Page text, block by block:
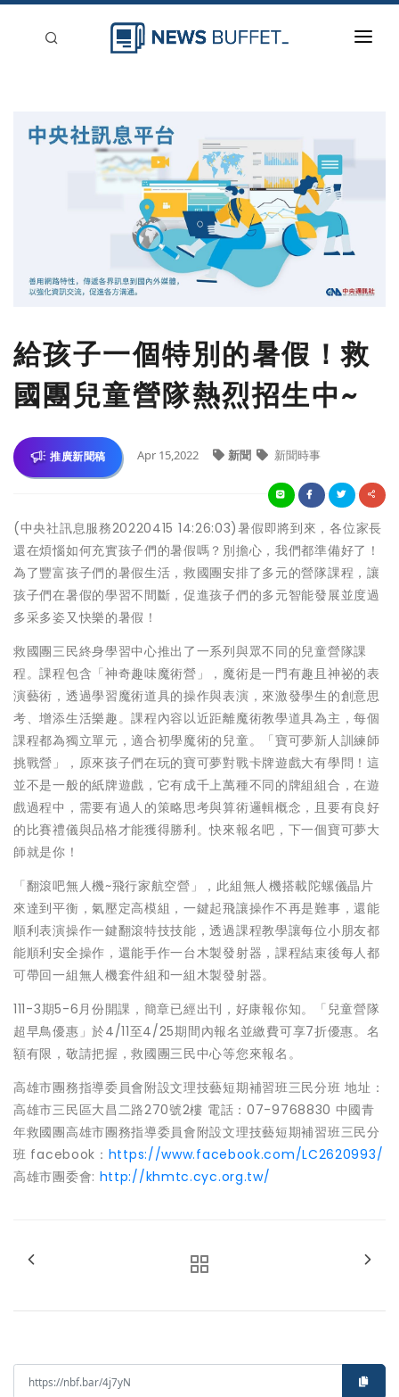
給孩子一個特別的暑假！救
國團兒童營隊熱烈招生中~
推廣新聞稿 Apr 15,2022 新聞 新聞時事
(中央社訊息服務20220415 14:26:03)暑假即將到來，各位家長
還在煩惱如何充實孩子們的暑假嗎？別擔心，我們都準備好了！
為了豐富孩子們的暑假生活，救國團安排了多元的營隊課程，讓
孩子們在暑假的學習不間斷，促進孩子們的多元智能發展並度過
多采多姿又快樂的暑假！
救國團三民終身學習中心推出了一系列與眾不同的兒童營隊課
程。課程包含「神奇趣味魔術營」，魔術是一門有趣且神祕的表
演藝術，透過學習魔術道具的操作與表演，來激發學生的創意思
考、增添生活樂趣。課程內容以近距離魔術教學道具為主，每個
課程都為獨立單元，適合初學魔術的兒童。「寶可夢新人訓練師
挑戰營」，原來孩子們在玩的寶可夢對戰卡牌遊戲大有學問！這
並不是一般的紙牌遊戲，它有成千上萬種不同的牌組組合，在遊
戲過程中，需要有過人的策略思考與算術邏輯概念，且要有良好
的比賽禮儀與品格才能獲得勝利。快來報名吧，下一個寶可夢大
師就是你！
「翻滾吧無人機~飛行家航空營」，此組無人機搭載陀螺儀晶片
來達到平衡，氣壓定高模組，一鍵起飛讓操作不再是難事，還能
順利表演操作一鍵翻滾特技技能，透過課程教學讓每位小朋友都
能順利安全操作，還能手作一台木製發射器，課程結束後每人都
可帶回一組無人機套件組和一組木製發射器。
111-3期5-6月份開課，簡章已經出刊，好康報你知。「兒童營隊
超早鳥優惠」於4/11至4/25期間內報名並繳費可享7折優惠。名
額有限，敬請把握，救國團三民中心等您來報名。
高雄市團務指導委員會附設文理技藝短期補習班三民分班 地址：
高雄市三民區大昌二路270號2樓 電話：07-9768830 中國青
年救國團高雄市團務指導委員會附設文理技藝短期補習班三民分
班 facebook： https://www.facebook.com/LC2620993/
高雄市團委會: http://khmtc.cyc.org.tw/